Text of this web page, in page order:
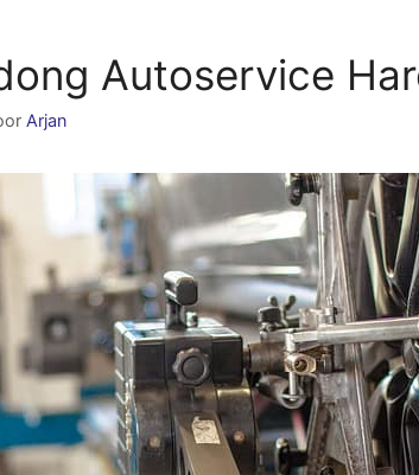
Autoservice
Arjan